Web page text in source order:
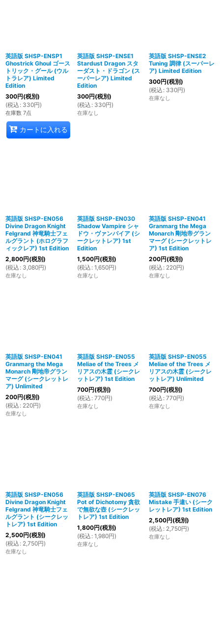
英語版 SHSP-ENSP1
Ghostrick Ghoul ゴース
トリック・グール (ウル
トラレア) Limited
Edition
300円(税別)
(税込 : 330円)
在庫数 7点
カートに入れる
英語版 SHSP-ENSE1
Stardust Dragon スタ
ーダスト・ドラゴン (ス
ーパーレア) Limited
Edition
300円(税別)
(税込 : 330円)
在庫なし
英語版 SHSP-ENSE2
Tuning 調律 (スーパーレ
ア) Limited Edition
300円(税別)
(税込 : 330円)
在庫なし
英語版 SHSP-EN056
Divine Dragon Knight
Felgrand 神竜騎士フェ
ルグラント (ホログラフ
ィックレア) 1st Edition
2,800円(税別)
(税込 : 3,080円)
在庫なし
英語版 SHSP-EN030
Shadow Vampire シャ
ドウ・ヴァンパイア (シ
ークレットレア) 1st
Edition
1,500円(税別)
(税込 : 1,650円)
在庫なし
英語版 SHSP-EN041
Granmarg the Mega
Monarch 剛地帝グラン
マーグ (シークレットレ
ア) 1st Edition
200円(税別)
(税込 : 220円)
在庫なし
英語版 SHSP-EN041
Granmarg the Mega
Monarch 剛地帝グラン
マーグ (シークレットレ
ア) Unlimited
200円(税別)
(税込 : 220円)
在庫なし
英語版 SHSP-EN055
Meliae of the Trees メ
リアスの木霊 (シークレ
ットレア) 1st Edition
700円(税別)
(税込 : 770円)
在庫なし
英語版 SHSP-EN055
Meliae of the Trees メ
リアスの木霊 (シークレ
ットレア) Unlimited
700円(税別)
(税込 : 770円)
在庫なし
英語版 SHSP-EN056
Divine Dragon Knight
Felgrand 神竜騎士フェ
ルグラント (シークレッ
トレア) 1st Edition
2,500円(税別)
(税込 : 2,750円)
在庫なし
英語版 SHSP-EN065
Pot of Dichotomy 貪欲
で無欲な壺 (シークレッ
トレア) 1st Edition
1,800円(税別)
(税込 : 1,980円)
在庫なし
英語版 SHSP-EN076
Mistake 手違い (シーク
レットレア) 1st Edition
2,500円(税別)
(税込 : 2,750円)
在庫なし